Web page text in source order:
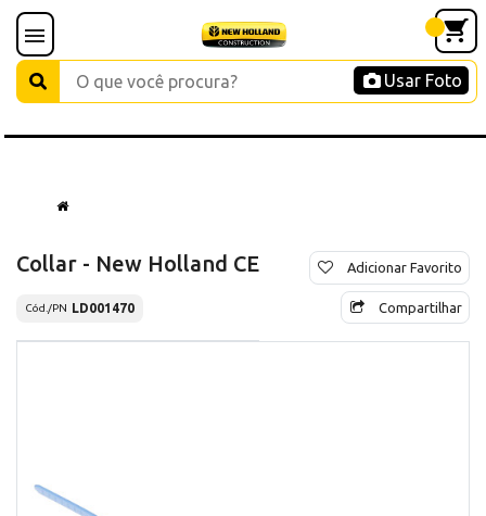
Usar Foto
Collar - New Holland CE
Cód./PN LD001470
Adicionar Favorito
Compartilhar